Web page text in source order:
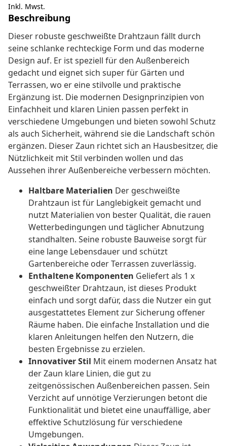
Inkl. Mwst.
Beschreibung
Dieser robuste geschweißte Drahtzaun fällt durch
seine schlanke rechteckige Form und das moderne
Design auf. Er ist speziell für den Außenbereich
gedacht und eignet sich super für Gärten und
Terrassen, wo er eine stilvolle und praktische
Ergänzung ist. Die modernen Designprinzipien von
Einfachheit und klaren Linien passen perfekt in
verschiedene Umgebungen und bieten sowohl Schutz
als auch Sicherheit, während sie die Landschaft schön
ergänzen. Dieser Zaun richtet sich an Hausbesitzer, die
Nützlichkeit mit Stil verbinden wollen und das
Aussehen ihrer Außenbereiche verbessern möchten.
Haltbare Materialien Der geschweißte
Drahtzaun ist für Langlebigkeit gemacht und
nutzt Materialien von bester Qualität, die rauen
Wetterbedingungen und täglicher Abnutzung
standhalten. Seine robuste Bauweise sorgt für
eine lange Lebensdauer und schützt
Gartenbereiche oder Terrassen zuverlässig.
Enthaltene Komponenten Geliefert als 1 x
geschweißter Drahtzaun, ist dieses Produkt
einfach und sorgt dafür, dass die Nutzer ein gut
ausgestattetes Element zur Sicherung offener
Räume haben. Die einfache Installation und die
klaren Anleitungen helfen den Nutzern, die
besten Ergebnisse zu erzielen.
Innovativer Stil Mit einem modernen Ansatz hat
der Zaun klare Linien, die gut zu
zeitgenössischen Außenbereichen passen. Sein
Verzicht auf unnötige Verzierungen betont die
Funktionalität und bietet eine unauffällige, aber
effektive Schutzlösung für verschiedene
Umgebungen.